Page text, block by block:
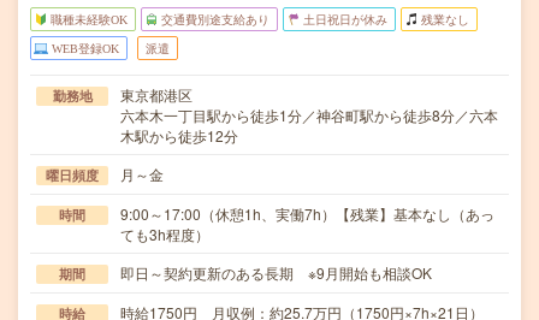
職種未経験OK 交通費別途支給あり 土日祝日が休み 残業なし
WEB登録OK 派遣
勤務地
東京都港区
六本木一丁目駅から徒歩1分／神谷町駅から徒歩8分／六本
木駅から徒歩12分
曜日頻度 月～金
時間
9:00～17:00（休憩1h、実働7h）【残業】基本なし（あっ
ても3h程度）
期間 即日～契約更新のある長期 ※9月開始も相談OK
時給
時給1750円 月収例：約25.7万円（1750円×7h×21日）